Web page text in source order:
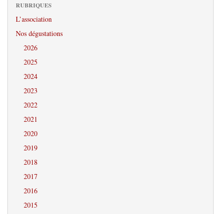
RUBRIQUES
L’association
Nos dégustations
2026
2025
2024
2023
2022
2021
2020
2019
2018
2017
2016
2015